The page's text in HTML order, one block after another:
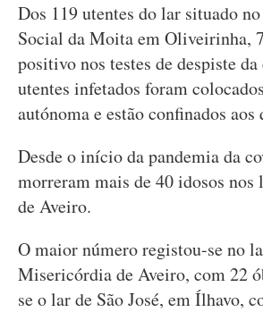
Dos 119 utentes do lar situado
Social da Moita em Oliveirinha,
positivo nos testes de despiste
utentes infetados foram
autónoma e estão confinados aos
Desde o início da pandemia da
morreram mais de 40 idosos nos
de Aveiro.
O maior número registou-se no
Misericórdia de Aveiro, com 22
se o lar de São José, em Ílhavo,